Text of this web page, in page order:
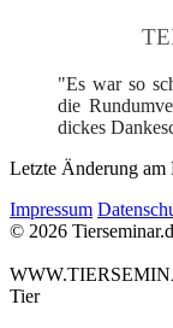
"Es war so
die
dickes
Letzte Änderung am
Impressum
© 2026
Tier